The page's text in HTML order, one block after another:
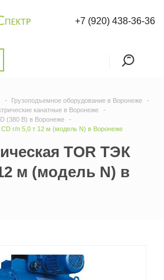
+7 (920) 438-36-36
Грузоподъемное оборудование в Воронеже
канатные в Воронеже
(380 В) в Воронеже
г/п 5,0 т 12 м (модель N) в Воронеже
TOR ТЭК
м (модель N) в